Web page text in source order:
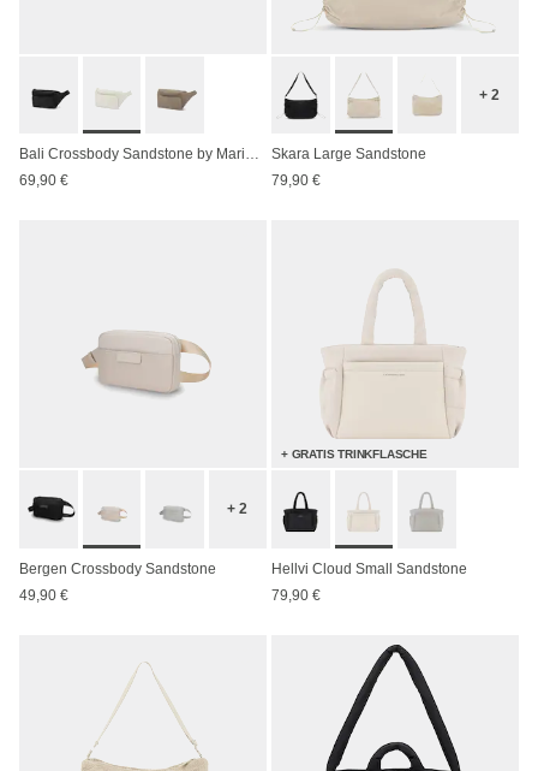
Bali Crossbody Sandstone by Mariefeandjakesnow
69,90 €
+ 2
Skara Large Sandstone
79,90 €
+ 2
Bergen Crossbody Sandstone
49,90 €
+ GRATIS TRINKFLASCHE
Hellvi Cloud Small Sandstone
79,90 €